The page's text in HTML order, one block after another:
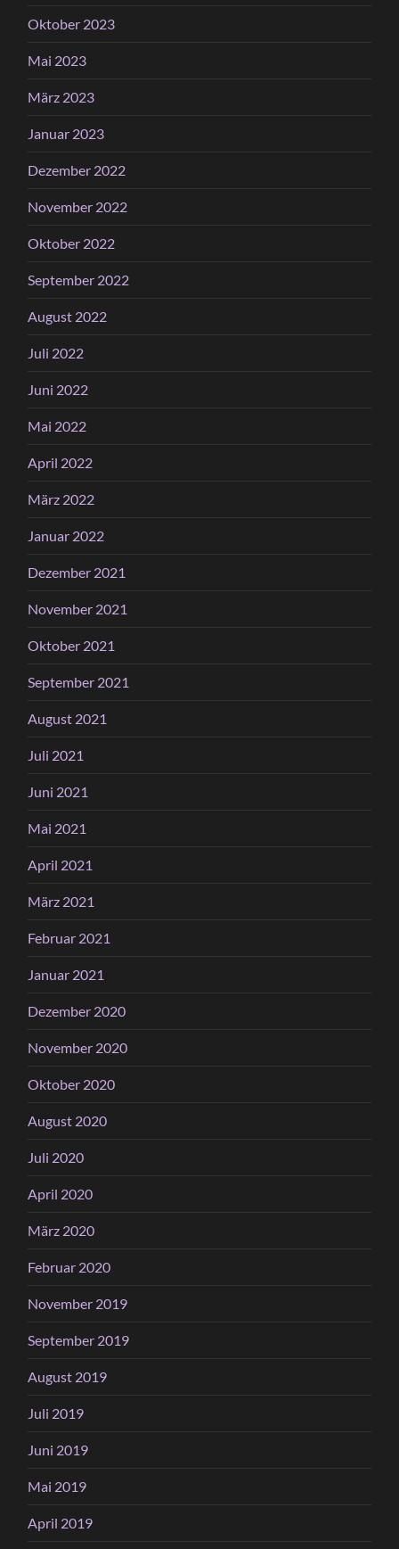
Oktober 2023
Mai 2023
März 2023
Januar 2023
Dezember 2022
November 2022
Oktober 2022
September 2022
August 2022
Juli 2022
Juni 2022
Mai 2022
April 2022
März 2022
Januar 2022
Dezember 2021
November 2021
Oktober 2021
September 2021
August 2021
Juli 2021
Juni 2021
Mai 2021
April 2021
März 2021
Februar 2021
Januar 2021
Dezember 2020
November 2020
Oktober 2020
August 2020
Juli 2020
April 2020
März 2020
Februar 2020
November 2019
September 2019
August 2019
Juli 2019
Juni 2019
Mai 2019
April 2019